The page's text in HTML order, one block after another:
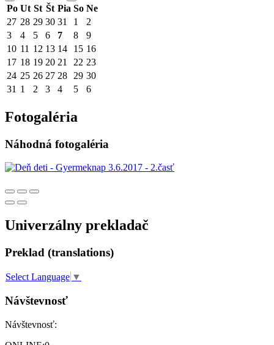
Po Ut St Št Pia So Ne
27 28 29 30 31 1
2
3
4 5 6 7 8
9
10 11 12 13 14 15 16
17 18 19 20 21 22 23
24 25 26 27 28 29 30
31 1 2 3 4 5 6
Fotogaléria
Náhodná fotogaléria
Univerzálny prekladač
Preklad (translations)
Select Language ▼
Návštevnosť
Návštevnosť: